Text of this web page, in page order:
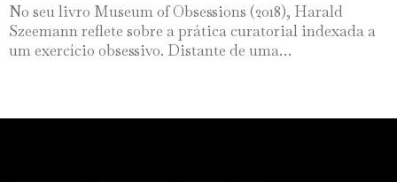
No seu livro Museum of Obsessions (2018), Harald
Szeemann reflete sobre a prática curatorial indexada a
um exercício obsessivo. Distante de uma…